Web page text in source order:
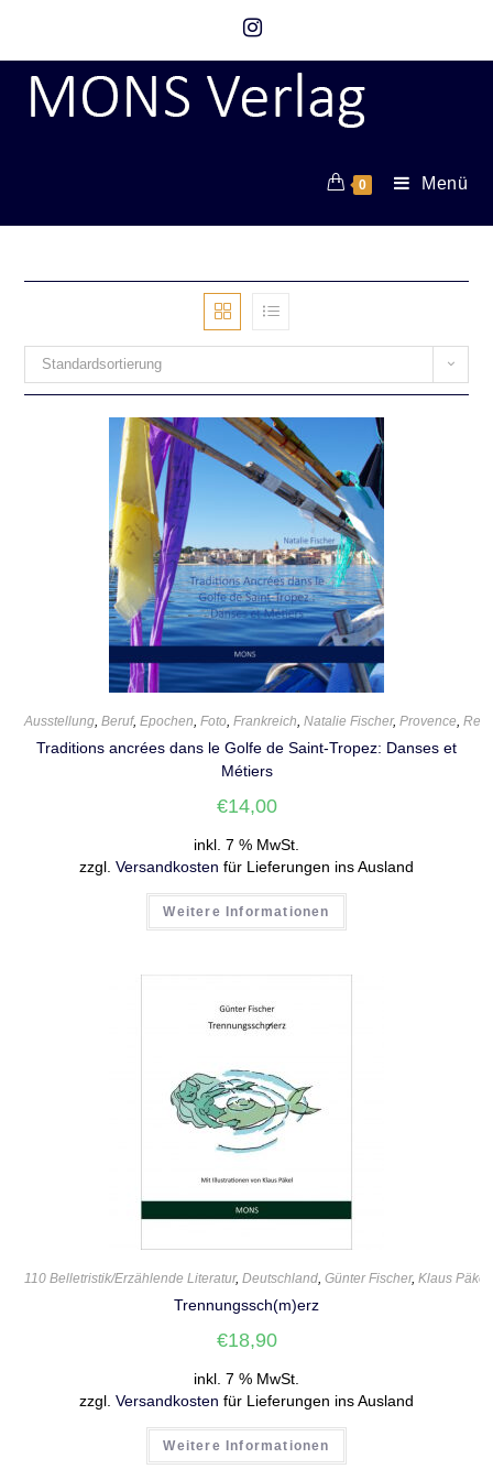
0 Menü
Standardsortierung
Ausstellung,Beruf,Epochen,Foto,Frankreich,Natalie Fischer,Provence,
Traditions ancrées dans le Golfe de Saint-Tropez: Danses et
Métiers
€14,00
inkl. 7 % MwSt.
zzgl. Versandkosten für Lieferungen ins Ausland
Weitere Informationen
110 Belletristik/Erzählende Literatur,Deutschland,Günter Fischer,Klaus Päkel
Trennungssch(m)erz
€18,90
inkl. 7 % MwSt.
zzgl. Versandkosten für Lieferungen ins Ausland
Weitere Informationen